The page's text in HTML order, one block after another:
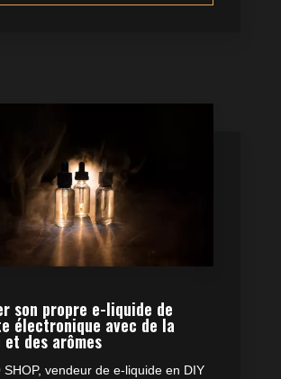
son propre e-liquide de
électronique avec de la
des arômes
SHOP, vendeur de e-liquide en DIY